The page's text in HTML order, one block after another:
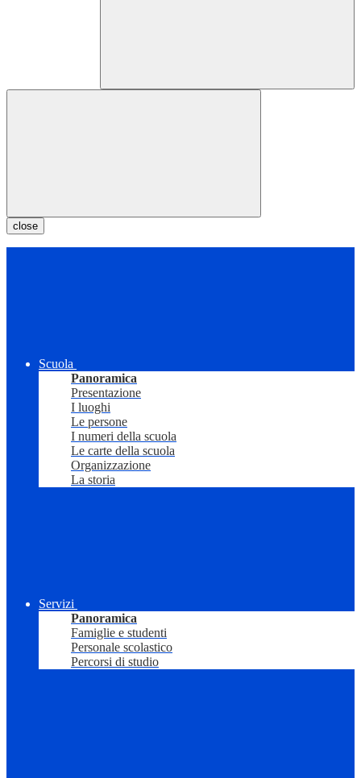
close
Scuola
Panoramica
Presentazione
I luoghi
Le persone
I numeri della scuola
Le carte della scuola
Organizzazione
La storia
Servizi
Panoramica
Famiglie e studenti
Personale scolastico
Percorsi di studio